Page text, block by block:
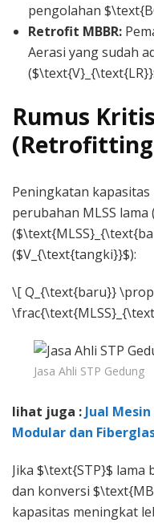
pengolahan
Retrofit MBBR:
Aerasi yang sudah
Rumus
Peningkatan
perubahan MLSS
($V_{\text{tangki}}$):
\[ Q_{\text{baru}}
Jasa Ahli STP Gedung
lihat juga : Jual Mesin
Modular dan
Jika $\text{STP}$
dan konversi
kapasitas meningkat